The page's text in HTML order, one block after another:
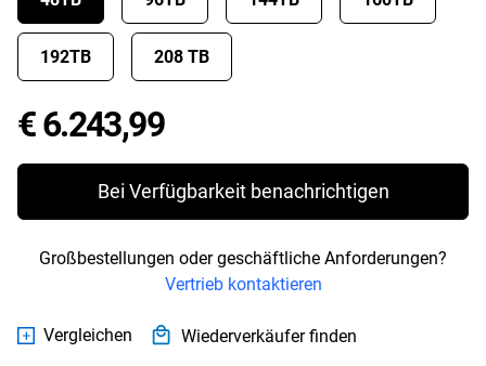
192TB 208 TB
€ 6.243,99Price € 6.243,99
Bei Verfügbarkeit benachrichtigen
Großbestellungen oder geschäftliche Anforderungen?
Vertrieb kontaktieren
Vergleichen Wiederverkäufer finden